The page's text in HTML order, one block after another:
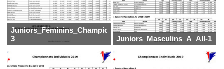
Juniors_Féminins_Champion-
3
Juniors_Masculins_A_All-1